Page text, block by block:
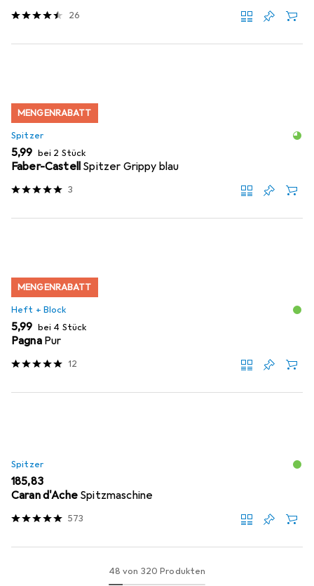
26
MENGENRABATT
Spitzer
EUR
5,99 bei 2 Stück
Faber-Castell Spitzer Grippy blau
3
MENGENRABATT
Heft + Block
EUR
5,99 bei 4 Stück
Pagna Pur
12
Spitzer
EUR
185,83
Caran d'Ache Spitzmaschine
573
48 von 320 Produkten